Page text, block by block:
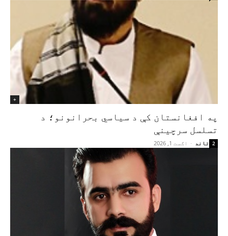
+
په افغانستان کې د سياسي بحرانونو؛ د
تسلسل سرچينې
تاند - اګست 1, 2026 2